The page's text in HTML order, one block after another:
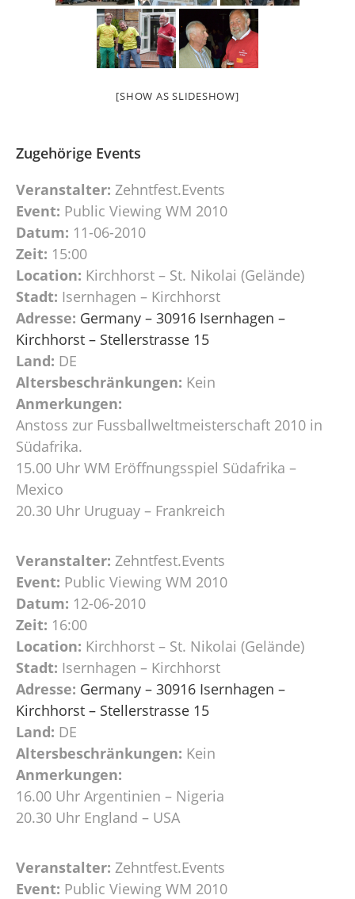
[SHOW AS SLIDESHOW]
Zugehörige Events
Veranstalter: Zehntfest.Events
Event: Public Viewing WM 2010
Datum: 11-06-2010
Zeit: 15:00
Location: Kirchhorst – St. Nikolai (Gelände)
Stadt: Isernhagen – Kirchhorst
Adresse: Germany – 30916 Isernhagen –
Kirchhorst – Stellerstrasse 15
Land: DE
Altersbeschränkungen: Kein
Anmerkungen:
Anstoss zur Fussballweltmeisterschaft 2010 in
Südafrika.
15.00 Uhr WM Eröffnungsspiel Südafrika –
Mexico
20.30 Uhr Uruguay – Frankreich
Veranstalter: Zehntfest.Events
Event: Public Viewing WM 2010
Datum: 12-06-2010
Zeit: 16:00
Location: Kirchhorst – St. Nikolai (Gelände)
Stadt: Isernhagen – Kirchhorst
Adresse: Germany – 30916 Isernhagen –
Kirchhorst – Stellerstrasse 15
Land: DE
Altersbeschränkungen: Kein
Anmerkungen:
16.00 Uhr Argentinien – Nigeria
20.30 Uhr England – USA
Veranstalter: Zehntfest.Events
Event: Public Viewing WM 2010